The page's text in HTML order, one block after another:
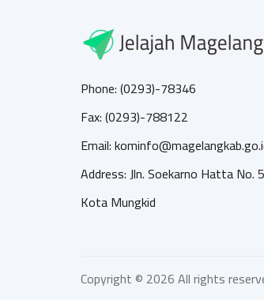
Phone: (0293)-78346
Fax: (0293)-788122
Email:
Address: Jln. Soekarno Hatta No.
Kota Mungkid
Copyright © 2026 All rights